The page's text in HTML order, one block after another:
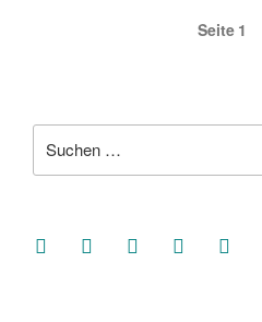
Seitennummerierung
Seite 1
nach:
facebooksoundcloud
twitter mastodon